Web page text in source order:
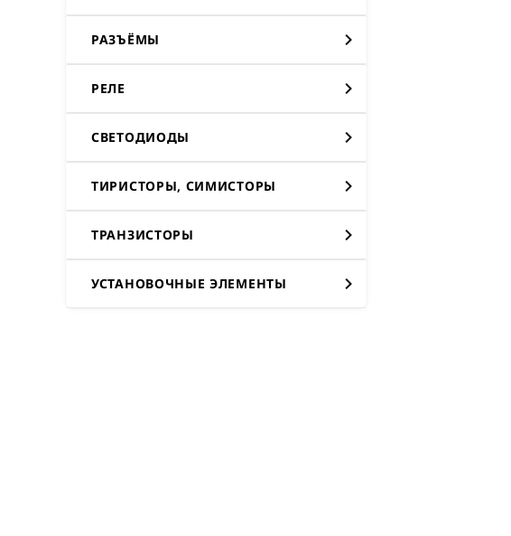
РАЗЪЁМЫ
РЕЛЕ
СВЕТОДИОДЫ
ТИРИСТОРЫ, СИМИСТОРЫ
ТРАНЗИСТОРЫ
УСТАНОВОЧНЫЕ ЭЛЕМЕНТЫ